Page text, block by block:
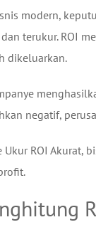
modern,
terukur. ROI
dikeluarkan.
negatif,
ROI Akurat,